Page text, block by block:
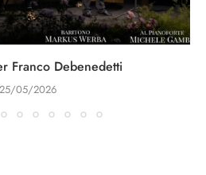
Franco Debenedetti
25/05/2026